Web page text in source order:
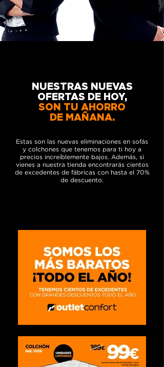
NUESTRAS NUEVAS
OFERTAS DE HOY,
SON TU AHORRO
DE MAÑANA.
Estas son las nuevas eliminaciones en sofás
y colchones que tenemos para ti hoy a
precios increíblemente bajos. Además, si
vienes a nuestra tienda encontrarás cientos
de excedentes de fábricas con hasta el 70%
de descuento.